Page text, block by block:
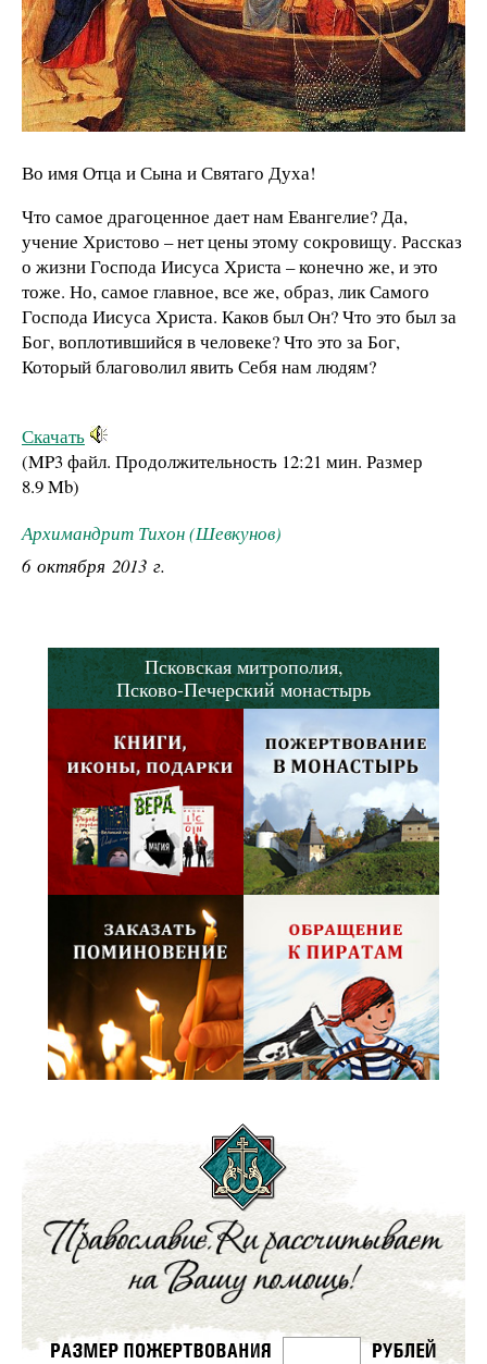
Во имя Отца и Сына и Святаго Духа!
Что самое драгоценное дает нам Евангелие? Да,
учение Христово – нет цены этому сокровищу. Рассказ
о жизни Господа Иисуса Христа – конечно же, и это
тоже. Но, самое главное, все же, образ, лик Самого
Господа Иисуса Христа. Каков был Он? Что это был за
Бог, воплотившийся в человеке? Что это за Бог,
Который благоволил явить Себя нам людям?
Скачать
(MP3 файл. Продолжительность 12:21 мин. Размер
8.9 Mb)
Архимандрит Тихон (Шевкунов)
6 октября 2013 г.
Псковская митрополия,
Псково-Печерский монастырь